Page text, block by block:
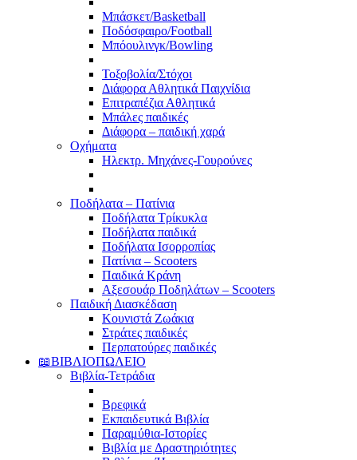
Μπάσκετ/Basketball
Ποδόσφαιρο/Football
Μπόουλινγκ/Bowling
Τοξοβολία/Στόχοι
Διάφορα Αθλητικά Παιχνίδια
Επιτραπέζια Αθλητικά
Μπάλες παιδικές
Διάφορα – παιδική χαρά
Οχήματα
Ηλεκτρ. Μηχάνες-Γουρούνες
Ποδήλατα – Πατίνια
Ποδήλατα Τρίκυκλα
Ποδήλατα παιδικά
Ποδήλατα Ισορροπίας
Πατίνια – Scooters
Παιδικά Κράνη
Αξεσουάρ Ποδηλάτων – Scooters
Παιδική Διασκέδαση
Κουνιστά Ζωάκια
Στράτες παιδικές
Περπατούρες παιδικές
📖ΒΙΒΛΙΟΠΩΛΕΙΟ
Βιβλία-Τετράδια
Βρεφικά
Εκπαιδευτικά Βιβλία
Παραμύθια-Ιστορίες
Βιβλία με Δραστηριότητες